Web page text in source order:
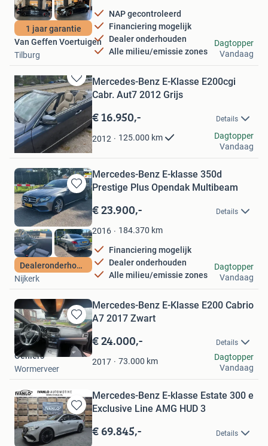
1 jaar garantie
NAP gecontroleerd
Financiering mogelijk
Dealer onderhouden
Alle milieu/emissie zones
Van Geffen Voertuigen
Tilburg
Dagtopper
Vandaag
Bewaren
in
Mijn
Favorieten
Mercedes-Benz E-Klasse E200cgi
Cabr. Aut7 2012 Grijs
€ 16.950,- Details
2012 125.000 km
Ben
Heerhugowaard
Dagtopper
Vandaag
Bewaren
in
Mijn
Favorieten
Dealeronderhouden
Mercedes-Benz E-klasse 350d
Prestige Plus Opendak Multibeam
€ 23.900,- Details
2016 184.370 km
Financiering mogelijk
Dealer onderhouden
Alle milieu/emissie zones
Autoplein Nijkerk
Nijkerk
Dagtopper
Vandaag
Bewaren
in
Mijn
Favorieten
Mercedes-Benz E-Klasse E200 Cabrio
A7 2017 Zwart
€ 24.000,- Details
2017 73.000 km
Oehlers
Wormerveer
Dagtopper
Vandaag
Bewaren
in
Mijn
Mercedes-Benz E-klasse Estate 300 e
Exclusive Line AMG HUD 3
€ 69.845,- Details